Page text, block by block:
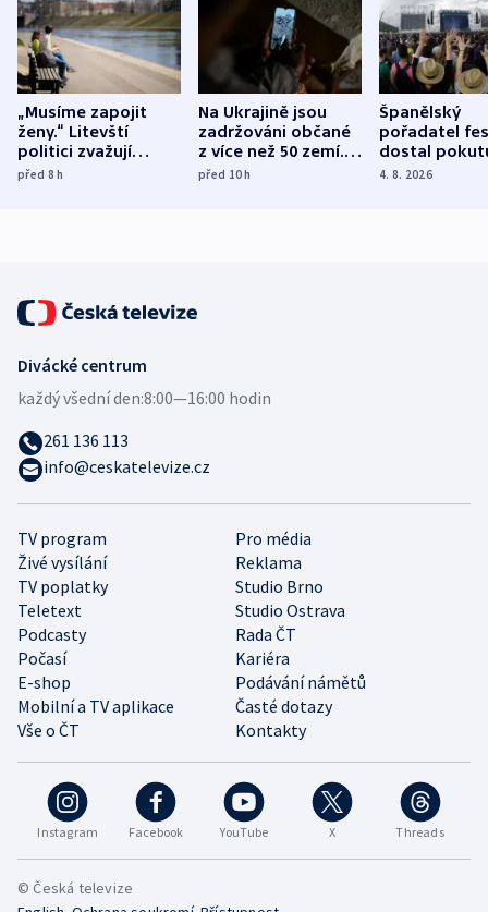
„Musíme zapojit
ženy.“ Litevští
politici zvažují
dohodu o
před 8h
Na Ukrajině jsou
zadržováni občané
z více než 50 zemí.
Bojovali na straně
před 10h
Španělský
pořadatel
dostal
nekalé
4. 8. 2026
Instagram Facebook YouTube X Threads
TV program
Pro média
Živé vysílání
Reklama
TV poplatky
Studio Brno
Teletext
Studio Ostrava
Podcasty
Rada ČT
Počasí
Kariéra
E-shop
Podávání námětů
Mobilní a TV aplikace
Časté dotazy
Vše o ČT
Kontakty
Divácké centrum
každý všední den:8:00—16:00 hodin
261 136 113
info@ceskatelevize.cz
© Česká televize